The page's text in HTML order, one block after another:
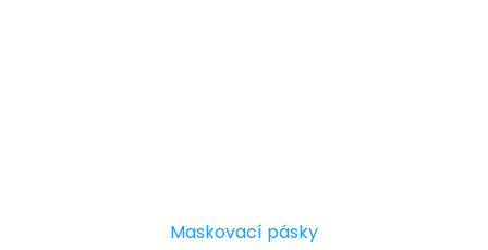
Maskovací pásky